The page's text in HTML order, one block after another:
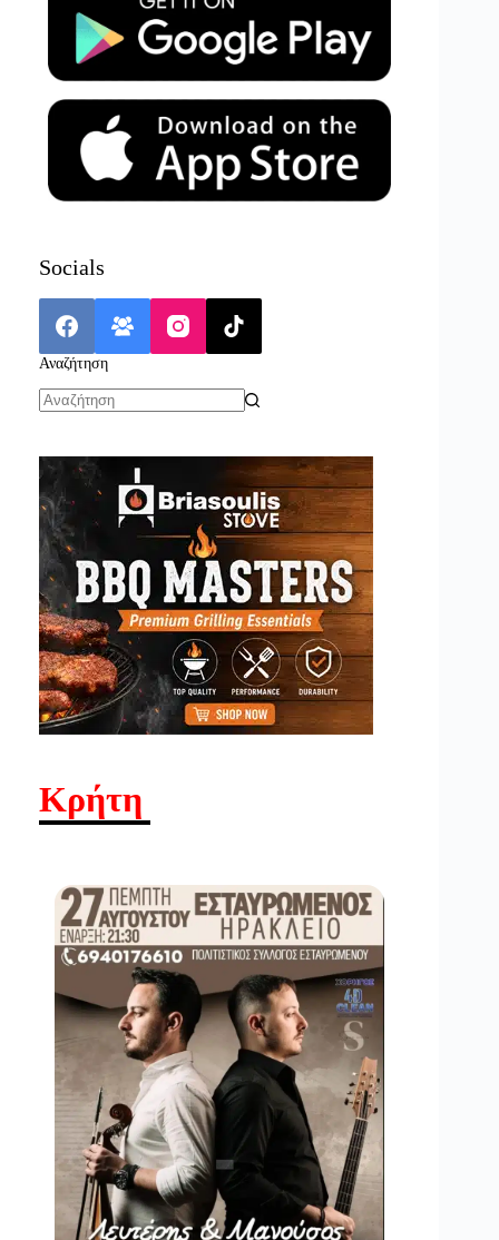
Socials
Αναζήτηση
Κρήτη